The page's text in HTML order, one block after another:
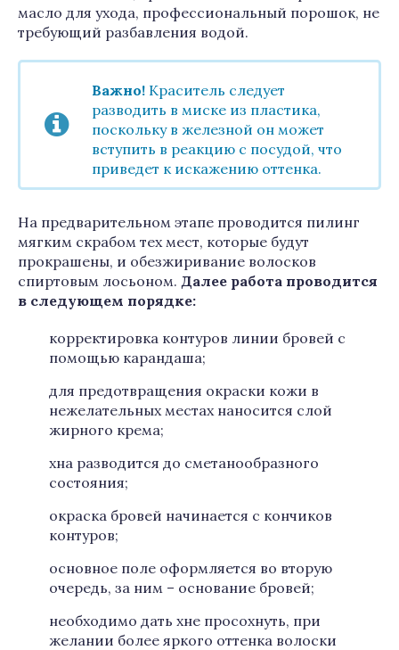
масло для ухода, профессиональный порошок, не
требующий разбавления водой.
Важно! Краситель следует
разводить в миске из пластика,
поскольку в железной он может
вступить в реакцию с посудой, что
приведет к искажению оттенка.
На предварительном этапе проводится пилинг
мягким скрабом тех мест, которые будут
прокрашены, и обезжиривание волосков
спиртовым лосьоном. Далее работа проводится
в следующем порядке:
корректировка контуров линии бровей с
помощью карандаша;
для предотвращения окраски кожи в
нежелательных местах наносится слой
жирного крема;
хна разводится до сметанообразного
состояния;
окраска бровей начинается с кончиков
контуров;
основное поле оформляется во вторую
очередь, за ним – основание бровей;
необходимо дать хне просохнуть, при
желании более яркого оттенка волоски